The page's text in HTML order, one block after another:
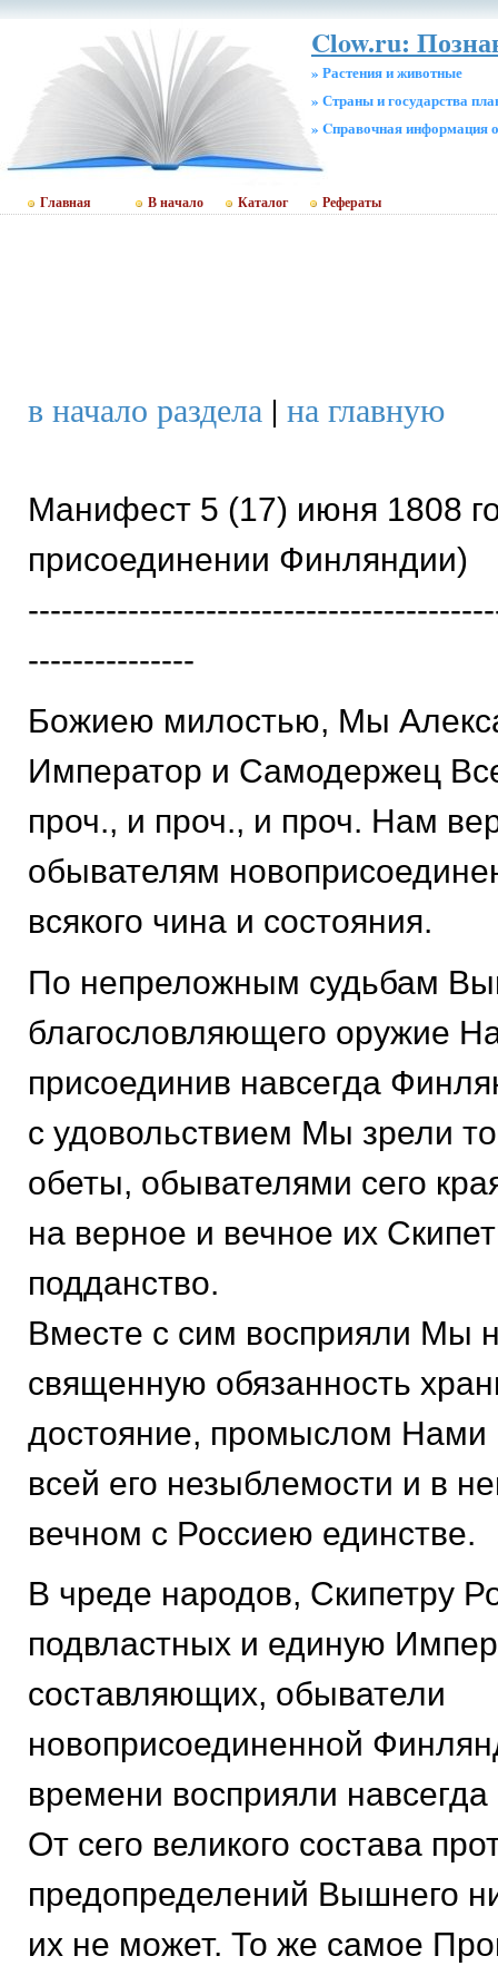
Clow.ru:
» Растения и животные
» Страны и государства
» Cправочная информация
Главная В начало Каталог Рефераты
в начало раздела | на главную
Манифест 5 (17) июня 1808
присоединении Финляндии)
---------------
Божиею милостью, Мы
Император и Самодержец
проч., и проч., и проч. Нам
обывателям
всякого чина и состояния.
По непреложным судьбам
благословляющего оружие
присоединив навсегда
с удовольствием Мы зрели
обеты, обывателями сего
на верное и вечное их
подданство.
Вместе с сим восприяли Мы
священную обязанность
достояние, промыслом Нами
всей его незыблемости и в
вечном с Россиею единстве.
В чреде народов, Скипетру
подвластных и единую
составляющих, обыватели
новоприсоединенной
времени восприяли
От сего великого состава
предопределений Вышнего
их не может. То же самое